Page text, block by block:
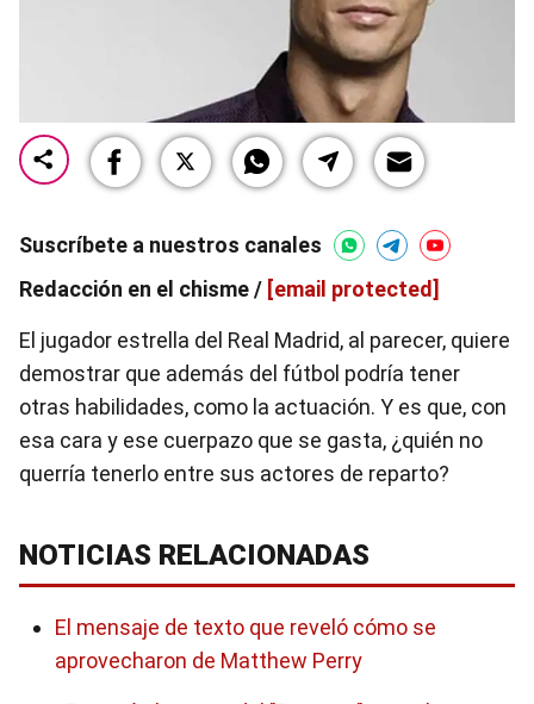
Suscríbete a nuestros canales
Redacción en el chisme / [email protected]
El jugador estrella del Real Madrid, al parecer, quiere
demostrar que además del fútbol podría tener
otras habilidades, como la actuación. Y es que, con
esa cara y ese cuerpazo que se gasta, ¿quién no
querría tenerlo entre sus actores de reparto?
NOTICIAS RELACIONADAS
El mensaje de texto que reveló cómo se
aprovecharon de Matthew Perry